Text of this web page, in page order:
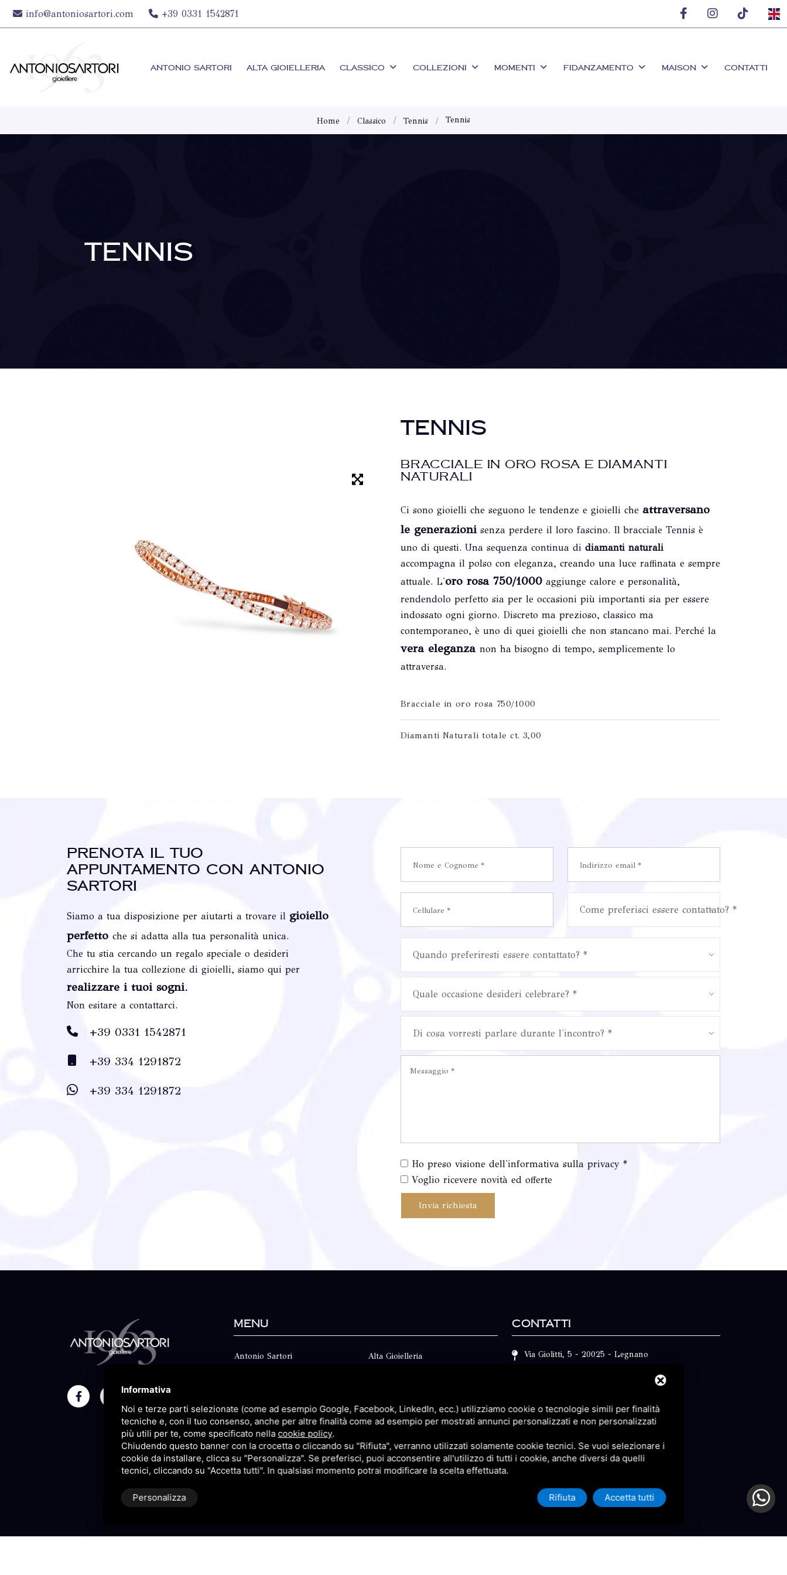
info@antoniosartori.com +39 0331 1542871
ANTONIO SARTORI ALTA GIOIELLERIA CLASSICO COLLEZIONI MOMENTI FIDANZAMENTO MAISON CONTATTI
Home Classico Tennis Tennis
TENNIS
TENNIS
BRACCIALE IN ORO ROSA E DIAMANTI
NATURALI
Ci sono gioielli che seguono le tendenze e gioielli che attraversano
le generazionisenza perdere il loro fascino. Il bracciale Tennis è
uno di questi. Una sequenza continua di diamanti naturali
accompagna il polso con eleganza, creando una luce raffinata e sempre
attuale. L'oro rosa 750/1000 aggiunge calore e personalità,
rendendolo perfetto sia per le occasioni più importanti sia per essere
indossato ogni giorno. Discreto ma prezioso, classico ma
contemporaneo, è uno di quei gioielli che non stancano mai. Perché la
vera eleganza non ha bisogno di tempo, semplicemente lo
attraversa.
Bracciale in oro rosa 750/1000
Diamanti Naturali totale ct. 3,00
Prenota il tuo
appuntamento con Antonio
Sartori
Siamo a tua disposizione per aiutarti a trovare il gioiello
perfetto che si adatta alla tua personalità unica.
Che tu stia cercando un regalo speciale o desideri
arricchire la tua collezione di gioielli, siamo qui per
realizzare i tuoi sogni.
Non esitare a contattarci.
+39 0331 1542871
+39 334 1291872
+39 334 1291872
Come preferisci essere contattato? *
Quando preferiresti essere contattato? *
Quale occasione desideri celebrare? *
Di cosa vorresti parlare durante l'incontro? *
Ho preso visione dell'informativa sulla privacy *
Voglio ricevere novità ed offerte
Invia richiesta
Menu
Antonio Sartori Alta Gioielleria
Maison Faq
Blog
Sitemap Privacy
Contatti
Via Giolitti, 5 - 20025 - Legnano
info@antoniosartori.com
Informativa
Noi e terze parti selezionate (come ad esempio Google, Facebook, LinkedIn, ecc.) utilizziamo cookie o tecnologie simili per finalità
tecniche e, con il tuo consenso, anche per altre finalità come ad esempio per mostrati annunci personalizzati e non personalizzati
più utili per te, come specificato nella cookie policy.
Chiudendo questo banner con la crocetta o cliccando su "Rifiuta", verranno utilizzati solamente cookie tecnici. Se vuoi selezionare i
cookie da installare, clicca su "Personalizza". Se preferisci, puoi acconsentire all'utilizzo di tutti i cookie, anche diversi da quelli
tecnici, cliccando su "Accetta tutti". In qualsiasi momento potrai modificare la scelta effettuata.
Personalizza Rifiuta Accetta tutti